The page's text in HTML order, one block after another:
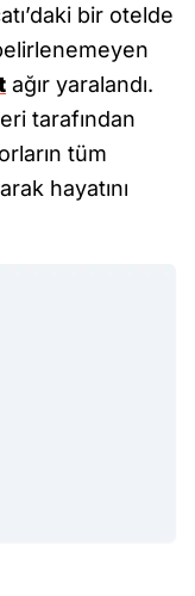
bir otelde
ağır yaralandı.
tarafından
tüm
hayatını